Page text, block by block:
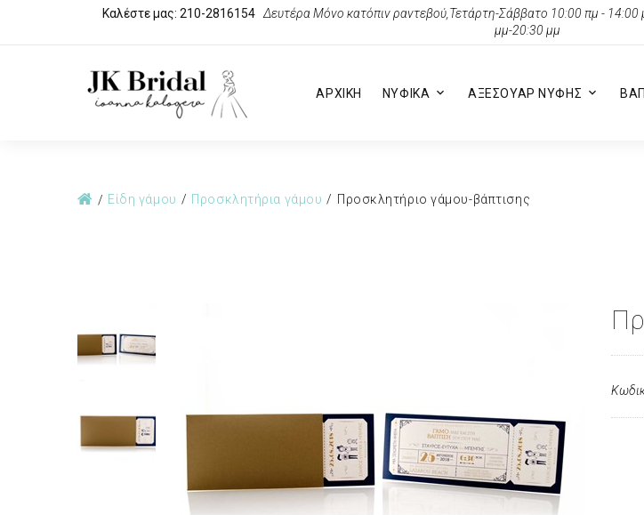
Καλέστε μας: 210-2816154 Δευτέρα Μόνο κατόπιν ραντεβού,Τετάρτη-Σάββατο 10:00 πμ -
μμ-20:30 μμ
ΑΡΧΙΚΗ ΝΥΦΙΚΑ ΑΞΕΣΟΥΑΡ ΝΥΦΗΣ
Είδη γάμου Προσκλητήρια γάμου Προσκλητήριο γάμου-βάπτισης